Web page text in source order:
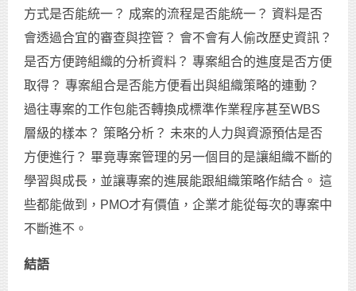
方式是否能統一？ 成案的流程是否能統一？ 資料是否
會透過合宜的審查與控管？ 會不會有人偷改歷史資訊？
是否方便跨組織的分析資料？ 專案組合的進度是否方便
取得？ 專案組合是否能方便看出與組織策略的連動？
過往專案的工作包能否轉換成標準作業程序甚至WBS
層級的樣本？ 策略分析？ 未來的人力與資源預估是否
方便進行？ 畢竟專案管理的另一個目的是讓組織不斷的
學習與成長，並讓專案的進展能跟組織策略作結合。 這
些都能做到，PMO才有價值，企業才能從每次的專案中
不斷進不。
結語